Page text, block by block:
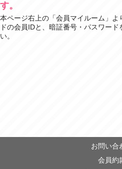
す。
本ページ右上の「会員マイルーム」
ドの会員IDと、暗証番号・パスワー
い。
お問い合
会員約